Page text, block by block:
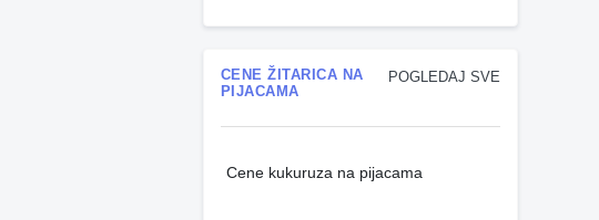
POGLEDAJ SVE
CENE ŽITARICA NA
PIJACAMA
Cene kukuruza na pijacama